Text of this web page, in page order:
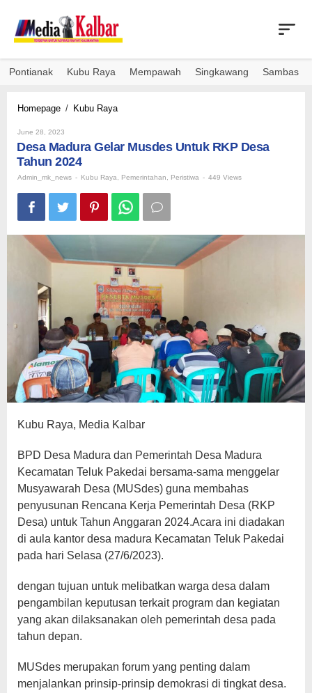
content
Pontianak Kubu Raya Mempawah Singkawang Sambas
Homepage / Kubu RayaDesa
Musdes
Desa
Tahun
2024
June 28, 2023
Desa Madura Gelar Musdes Untuk RKP Desa
Tahun 2024
Admin_mk_news - Kubu Raya Pemerintahan Peristiwa - 449 Views
Kubu Raya, Media Kalbar
BPD Desa Madura dan Pemerintah Desa Madura
Kecamatan Teluk Pakedai bersama-sama menggelar
Musyawarah Desa (MUSdes) guna membahas
penyusunan Rencana Kerja Pemerintah Desa (RKP
Desa) untuk Tahun Anggaran 2024.Acara ini diadakan
di aula kantor desa madura Kecamatan Teluk Pakedai
pada hari Selasa (27/6/2023).
dengan tujuan untuk melibatkan warga desa dalam
pengambilan keputusan terkait program dan kegiatan
yang akan dilaksanakan oleh pemerintah desa pada
tahun depan.
MUSdes merupakan forum yang penting dalam
menjalankan prinsip-prinsip demokrasi di tingkat desa.